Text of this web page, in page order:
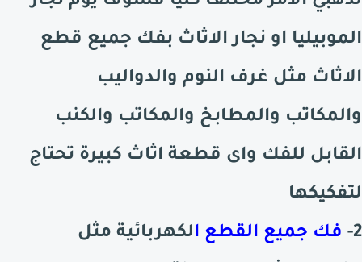
الموبيليا او نجار الاثاث بفك جميع قطع
الاثاث مثل غرف النوم والدواليب
والمكاتب والمطابخ والمكاتب والكنب
القابل للفك واى قطعة اثاث كبيرة تحتاج
لتفكيكها
2-
فك جميع القطع الكهربائية مثل